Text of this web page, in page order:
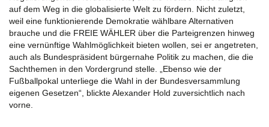
auf dem Weg in die globalisierte Welt zu fördern. Nicht zuletzt,
weil eine funktionierende Demokratie wählbare Alternativen
brauche und die FREIE WÄHLER über die Parteigrenzen hinweg
eine vernünftige Wahlmöglichkeit bieten wollen, sei er angetreten,
auch als Bundespräsident bürgernahe Politik zu machen, die die
Sachthemen in den Vordergrund stelle. „Ebenso wie der
Fußballpokal unterliege die Wahl in der Bundesversammlung
eigenen Gesetzen“, blickte Alexander Hold zuversichtlich nach
vorne.